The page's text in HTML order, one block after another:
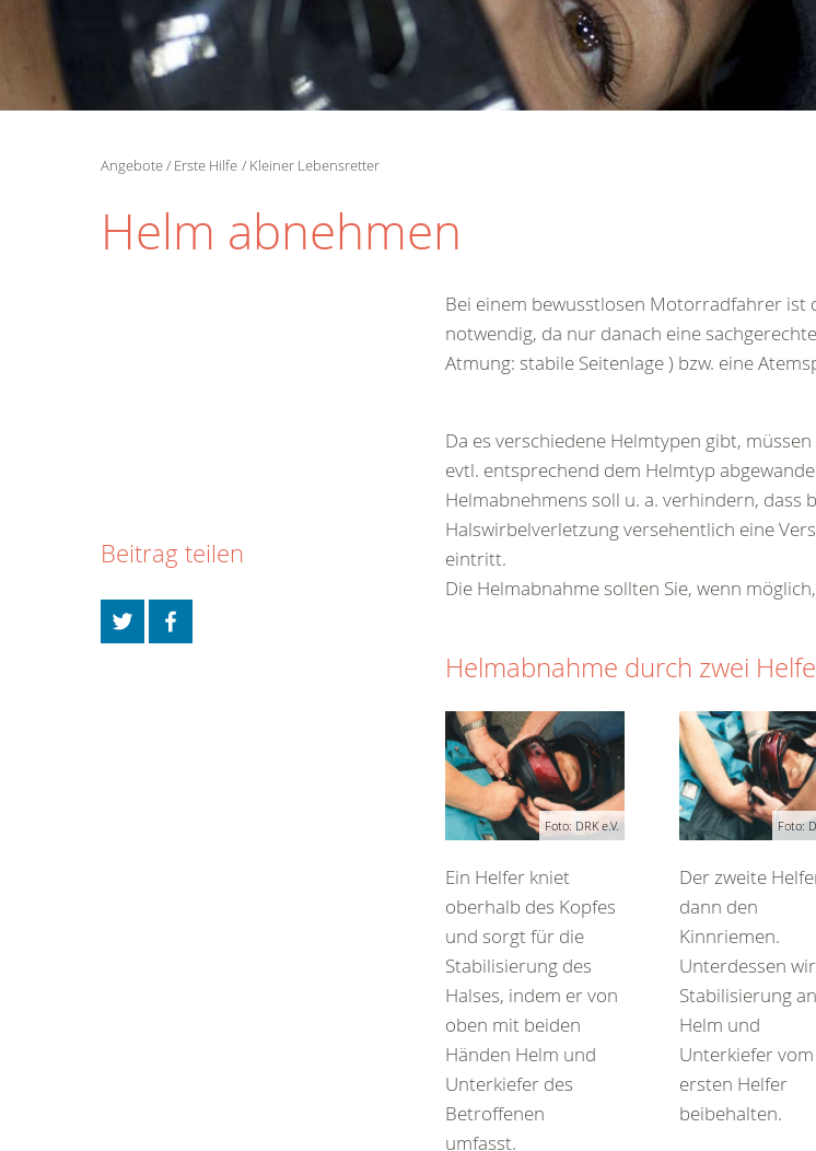
Angebote Erste Hilfe Kleiner Lebensretter
Helm abnehmen
Bei einem bewusstlosen Motorradfahrer ist
notwendig, da nur danach eine
Atmung: stabile Seitenlage ) bzw. eine
Da es verschiedene Helmtypen gibt,
evtl. entsprechend dem Helmtyp
Helmabnehmens soll u. a. verhindern, dass
Halswirbelverletzung versehentlich eine
eintritt.
Die Helmabnahme sollten Sie, wenn
Helmabnahme durch zwei
Foto: DRK e.V.
Ein Helfer kniet
oberhalb des Kopfes
und sorgt für die
Stabilisierung des
Halses, indem er von
oben mit beiden
Händen Helm und
Unterkiefer des
Betroffenen
umfasst.
Foto:
Der zweite
dann den
Kinnriemen.
Unterdessen
Stabilisierung an
Helm und
Unterkiefer vom
ersten Helfer
beibehalten.
Beitrag teilen